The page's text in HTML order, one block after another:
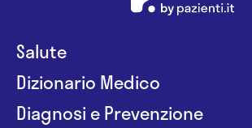
Salute
Dizionario Medico
Diagnosi e Prevenzione